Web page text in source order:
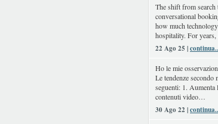
The shift from search
conversational
how much
hospitality. For years,
22 Ago 25 |
Ho le mie
Le tendenze secondo
seguenti: 1. Aumenta
contenuti video…
30 Ago 22 |